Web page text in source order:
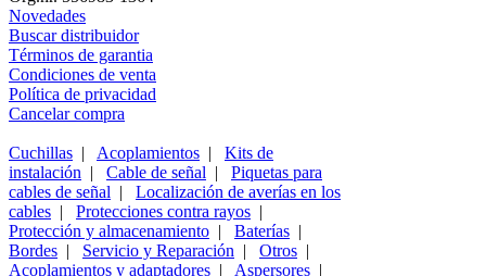
Novedades
Buscar distribuidor
Términos de garantia
Condiciones de venta
Política de privacidad
Cancelar compra
Cuchillas | Acoplamientos | Kits de
instalación | Cable de señal | Piquetas para
cables de señal | Localización de averías en los
cables | Protecciones contra rayos |
Protección y almacenamiento | Baterías |
Bordes | Servicio y Reparación | Otros |
Acoplamientos y adaptadores | Aspersores |